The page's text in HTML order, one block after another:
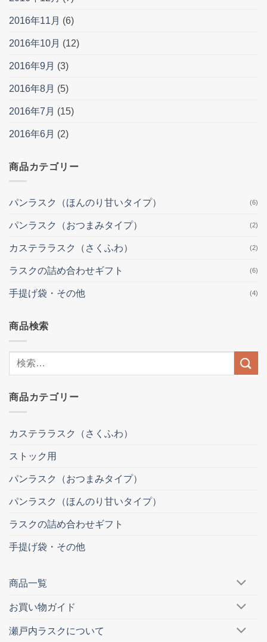
2016年11月 (6)
2016年10月 (12)
2016年9月 (3)
2016年8月 (5)
2016年7月 (15)
2016年6月 (2)
商品カテゴリー
パンラスク（ほんのり甘いタイプ） (6)
パンラスク（おつまみタイプ） (2)
カステララスク（さくふわ） (2)
ラスクの詰め合わせギフト (6)
手提げ袋・その他 (4)
商品検索
果:
商品カテゴリー
カステララスク（さくふわ）
ストック用
パンラスク（おつまみタイプ）
パンラスク（ほんのり甘いタイプ）
ラスクの詰め合わせギフト
手提げ袋・その他
商品一覧
お買い物ガイド
瀬戸内ラスクについて